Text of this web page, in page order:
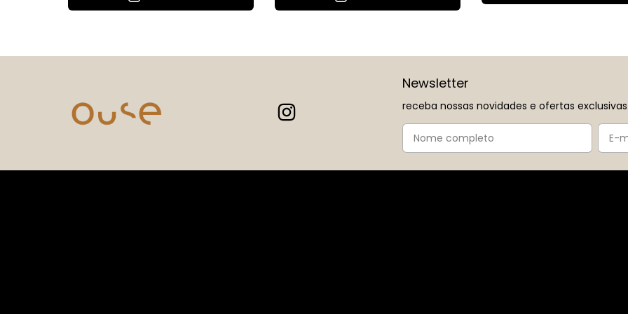
Newsletter
receba nossas novidades e ofertas